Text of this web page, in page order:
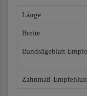
Länge
Breite
Bandsägeblatt-
Zahnmaß-